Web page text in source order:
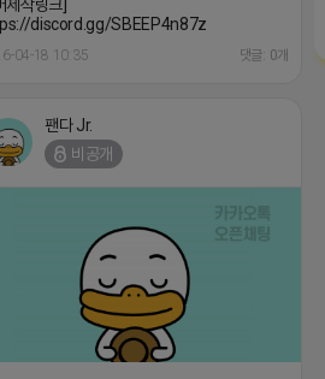
제작링크]
discord.gg/SBEEP4n87z
04-18 10:35 댓글: 0개
팬다 Jr.
비공개